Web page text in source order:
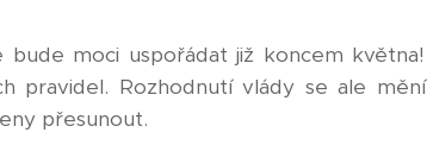
moci uspořádat již koncem května!
pravidel. Rozhodnutí vlády se ale mění
přesunout.